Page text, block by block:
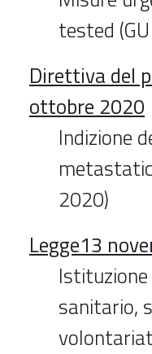
tested
Direttiva del
ottobre 2020
Indizione
2020)
Legge13
sanitario,